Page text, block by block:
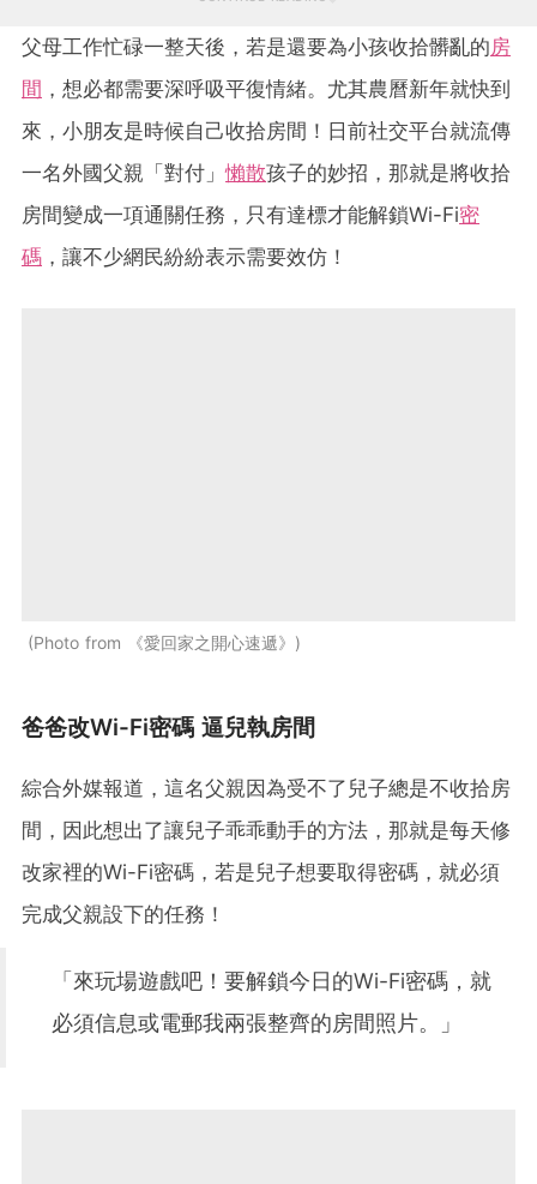
父母工作忙碌一整天後，若是還要為小孩收拾髒亂的房
間 ，想必都需要深呼吸平復情緒。尤其農曆新年就快到
來，小朋友是時候自己收拾房間！日前社交平台就流傳
一名外國父親「對付」懶散孩子的妙招，那就是將收拾
房間變成一項通關任務，只有達標才能解鎖Wi-Fi密
碼 ，讓不少網民紛紛表示需要效仿！
Photo from 《愛回家之開心速遞》
爸爸改Wi-Fi密碼 逼兒執房間
綜合外媒報道，這名父親因為受不了兒子總是不收拾房
間，因此想出了讓兒子乖乖動手的方法，那就是每天修
改家裡的Wi-Fi密碼，若是兒子想要取得密碼，就必須
完成父親設下的任務！
「來玩場遊戲吧！要解鎖今日的Wi-Fi密碼，就
必須信息或電郵我兩張整齊的房間照片。」